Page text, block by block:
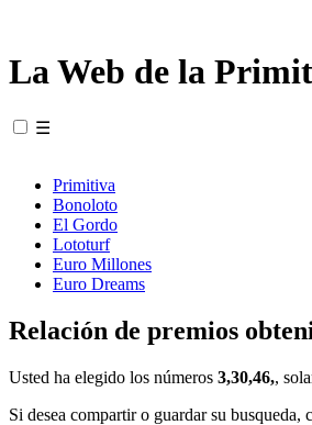
La Web de la
☰
Primitiva
Bonoloto
El Gordo
Lototurf
Euro Millones
Euro Dreams
Relación de premios
Usted ha elegido los números 3,30,46,,
Si desea compartir o guardar su busqueda,